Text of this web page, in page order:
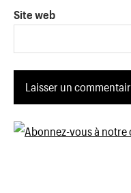
Site web